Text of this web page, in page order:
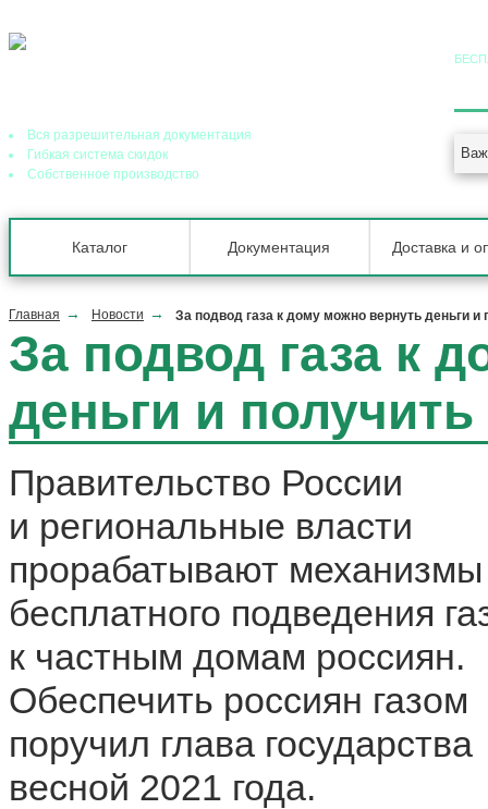
Вся разрешительная документация
Гибкая система скидок
Собственное производство
Каталог Документация Доставка и
Главная Новости За подвод газа к дому можно вернуть деньги и
За подвод газа к
деньги и
Правительство России
и региональные власти
прорабатывают механизмы
бесплатного подведения
к частным домам россиян.
Обеспечить россиян газом
поручил глава государства
весной 2021 года.